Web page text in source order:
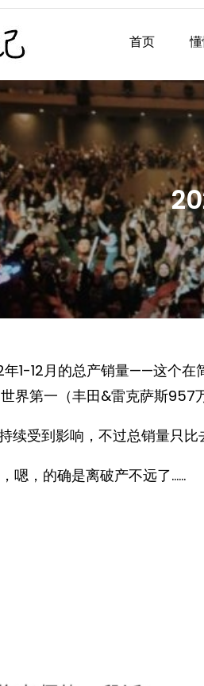
懂懂日记
懂懂日记网每天同步更新懂懂
首页
1-12月的总产销量——这个在
界第一（丰田&雷克萨斯957
续受到影响，不过总销量只比
嗯，的确是离破产不远了……